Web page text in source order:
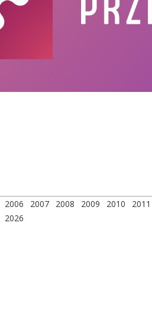
2006 2007 2008 2009 2010 2011
2026